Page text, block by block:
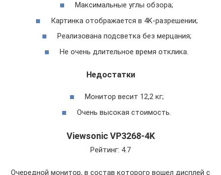
Максимальные углы обзора;
Картинка отображается в 4K-разрешении;
Реализована подсветка без мерцания;
Не очень длительное время отклика.
Недостатки
Монитор весит 12,2 кг;
Очень высокая стоимость.
Viewsonic VP3268-4K
Рейтинг: 4.7
Очередной монитор, в состав которого вошел дисплей с